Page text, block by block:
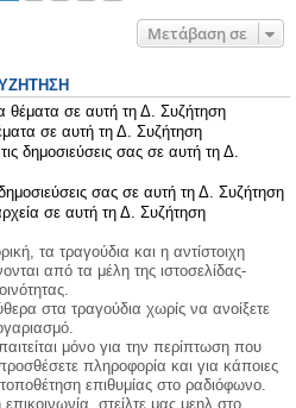
Μετάβαση σε
θέματα σε αυτή τη Δ. Συζήτηση
σε αυτή τη Δ. Συζήτηση
δημοσιεύσεις σας σε αυτή τη Δ.
σας σε αυτή τη Δ. Συζήτηση
σε αυτή τη Δ. Συζήτηση
τα τραγούδια και η αντίστοιχη
από τα μέλη της ιστοσελίδας-
στα τραγούδια χωρίς να ανοίξετε
μόνο για την περίπτωση που
πληροφορία και για κάποιες
επιθυμίας στο ραδιόφωνο.
στείλτε μας μεηλ στο